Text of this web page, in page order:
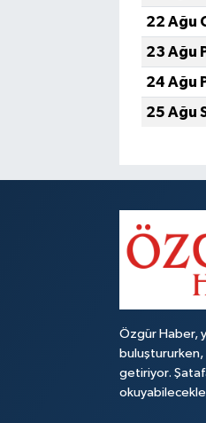
22 Ağu
23 Ağu
24 Ağu
25 Ağu
Özgür Haber,
buluştururken,
getiriyor.